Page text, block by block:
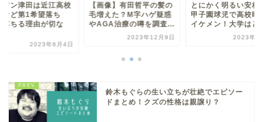
像】有田哲平の髪の
えた？M字ハゲ疑惑
治療の噂を調査...
とにかく明るい安村は元
甲子園球児で高校時代は
イケメン！大学はどこ？
2023年6月5日
ダイアン津田は近江
卒だけど第1希望落
た！落ちる理由が切
鈴木もぐらの生い立ちが壮絶でエピソー
ドまとめ！クズの性格は親譲り？